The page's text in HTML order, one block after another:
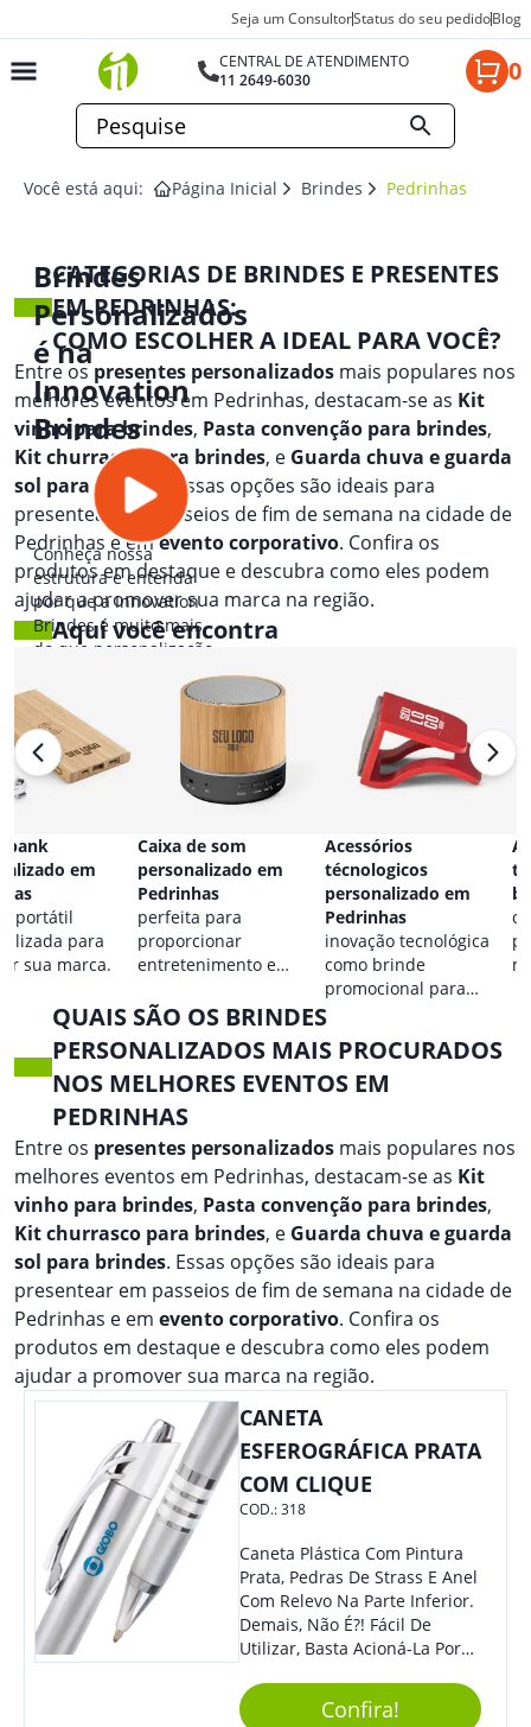
Seja um ConsultorStatus do seu pedidoBlog
CENTRAL DE ATENDIMENTO
11 2649-6030
0
Você está aqui: Página Inicial Brindes Pedrinhas
Brindes
Personalizados
é na
Innovation
Brindes
Conheça nossa
estrutura e entenda
por que a Innovation
Brindes é muito mais
do que personalização.
CATEGORIAS DE BRINDES E PRESENTES
EM PEDRINHAS:
COMO ESCOLHER A IDEAL PARA VOCÊ?
Entre ospresentes personalizados mais populares nos
melhores eventos em Pedrinhas, destacam-se as Kit
vinho para brindes, Pasta convenção para brindes,
Kit churrasco para brindes, e Guarda chuva e guarda
sol para brindes
. Essas opções são ideais para
presentear em passeios de fim de semana na cidade de
Pedrinhas e emevento corporativo. Confira os
produtos em destaque e descubra como eles podem
ajudar a promover sua marca na região.
Aqui você encontra
bank
em
portátil
para
sua marca.
Caixa de som
personalizado em
Pedrinhas
perfeita para
proporcionar
entretenimento e
qualquer ocasião.
Acessórios
técnologicos
personalizado em
Pedrinhas
inovação tecnológica
como brinde
promocional para
eventos.
QUAIS SÃO OS BRINDES
PERSONALIZADOS MAIS PROCURADOS
NOS MELHORES EVENTOS EM
PEDRINHAS
Entre os presentes personalizados mais populares nos
melhores eventos em Pedrinhas, destacam-se as Kit
vinho para brindes, Pasta convenção para brindes,
Kit churrasco para brindes, e Guarda chuva e guarda
sol para brindes. Essas opções são ideais para
presentear em passeios de fim de semana na cidade de
Pedrinhas e em evento corporativo. Confira os
produtos em destaque e descubra como eles podem
ajudar a promover sua marca na região.
CANETA
ESFEROGRÁFICA PRATA
COM CLIQUE
COD.:318
Caneta Plástica Com Pintura
Prata, Pedras De Strass E Anel
Com Relevo Na Parte Inferior.
Demais, Não É?! Fácil De
Utilizar, Basta Acioná-La Por
Confira!